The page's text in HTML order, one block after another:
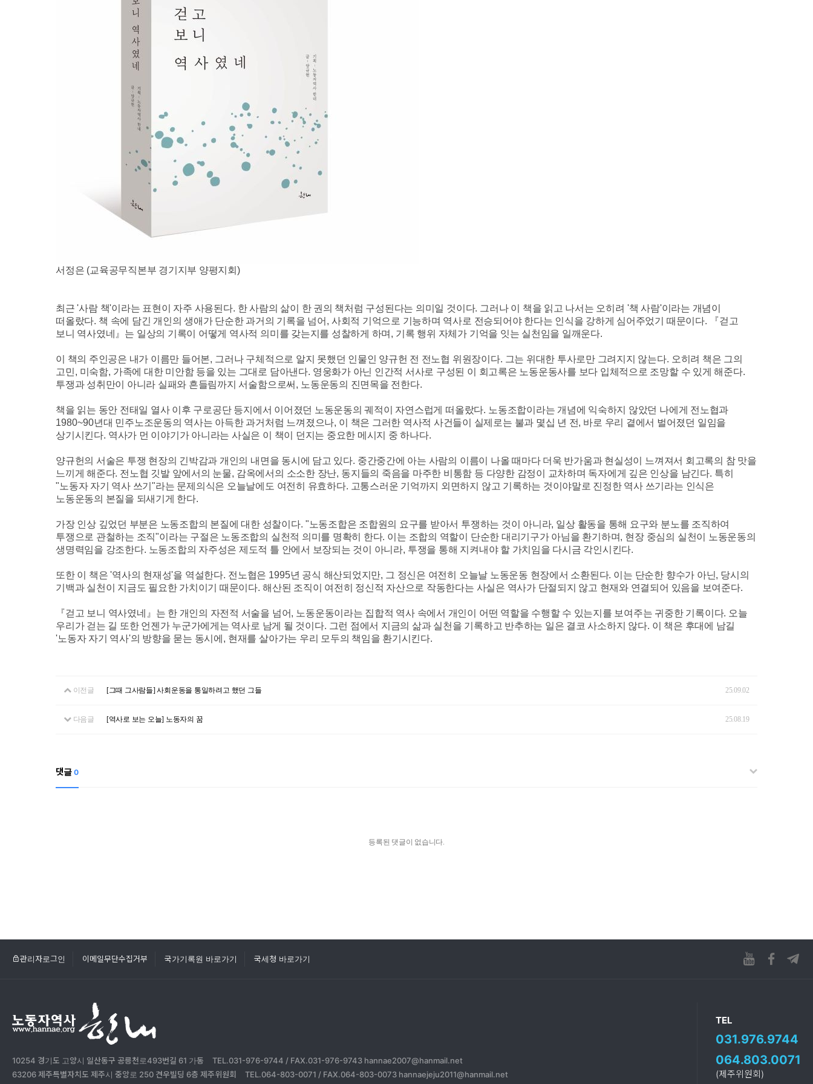
서정은 (교육공무직본부 경기지부 양평지회 )
최근'사람 책'이라는 표현이 자주 사용된다. 한 사람의 삶이 한 권의 책처럼 구성된다는 의미일 것이다. 그러나 이 책을 읽고 나서는 오히려 '책 사람'이라는 개념이
떠올랐다. 책 속에 담긴 개인의 생애가 단순한 과거의 기록을 넘어 , 사회적 기억으로 기능하며 역사로 전승되어야 한다는 인식을 강하게 심어주었기 때문이다. 『걷고
보니 역사였네 』 는 일상의 기록이 어떻게 역사적 의미를 갖는지를 성찰하게 하며 , 기록 행위 자체가 기억을 잇는 실천임을 일깨운다.
이 책의 주인공은 내가 이름만 들어본, 그러나 구체적으로 알지 못했던 인물인 양규헌 전 전노협 위원장이다. 그는 위대한 투사로만 그려지지 않는다. 오히려 책은 그의
고민 , 미숙함, 가족에 대한 미안함 등을 있는 그대로 담아낸다. 영웅화가 아닌 인간적 서사로 구성된 이 회고록은 노동운동사를 보다 입체적으로 조망할 수 있게 해준다.
투쟁과 성취만이 아니라 실패와 흔들림까지 서술함으로써 , 노동운동의 진면목을 전한다.
책을 읽는 동안 전태일 열사 이후 구로공단 등지에서 이어졌던 노동운동의 궤적이 자연스럽게 떠올랐다. 노동조합이라는 개념에 익숙하지 않았던 나에게 전노협과
1980~90년대 민주노조운동의 역사는 아득한 과거처럼 느껴졌으나, 이 책은 그러한 역사적 사건들이 실제로는 불과 몇십 년 전, 바로 우리 곁에서 벌어졌던 일임을
상기시킨다. 역사가 먼 이야기가 아니라는 사실은 이 책이 던지는 중요한 메시지 중 하나다.
양규헌의 서술은 투쟁 현장의 긴박감과 개인의 내면을 동시에 담고 있다. 중간중간에 아는 사람의 이름이 나올 때마다 더욱 반가움과 현실성이 느껴져서 회고록의 참 맛을
느끼게 해준다. 전노협 깃발 앞에서의 눈물, 감옥에서의 소소한 장난, 동지들의 죽음을 마주한 비통함 등 다양한 감정이 교차하며 독자에게 깊은 인상을 남긴다. 특히
" 노동자 자기 역사 쓰기"라는 문제의식은 오늘날에도 여전히 유효하다. 고통스러운 기억까지 외면하지 않고 기록하는 것이야말로 진정한 역사 쓰기라는 인식은
노동운동의 본질을 되새기게 한다.
가장 인상 깊었던 부분은 노동조합의 본질에 대한 성찰이다. " 노동조합은 조합원의 요구를 받아서 투쟁하는 것이 아니라, 일상 활동을 통해 요구와 분노를 조직하여
투쟁으로 관철하는 조직"이라는 구절은 노동조합의 실천적 의미를 명확히 한다. 이는 조합의 역할이 단순한 대리기구가 아님을 환기하며, 현장 중심의 실천이 노동운동의
생명력임을 강조한다. 노동조합의 자주성은 제도적 틀 안에서 보장되는 것이 아니라, 투쟁을 통해 지켜내야 할 가치임을 다시금 각인시킨다.
또한 이 책은'역사의 현재성'을 역설한다. 전노협은 1995년 공식 해산되었지만, 그 정신은 여전히 오늘날 노동운동 현장에서 소환된다. 이는 단순한 향수가 아닌, 당시의
기백과 실천이 지금도 필요한 가치이기 때문이다. 해산된 조직이 여전히 정신적 자산으로 작동한다는 사실은 역사가 단절되지 않고 현재와 연결되어 있음을 보여준다.
『걷고 보니 역사였네 』 는 한 개인의 자전적 서술을 넘어, 노동운동이라는 집합적 역사 속에서 개인이 어떤 역할을 수행할 수 있는지를 보여주는 귀중한 기록이다. 오늘
우리가 걷는 길 또한 언젠가 누군가에게는 역사로 남게 될 것이다. 그런 점에서 지금의 삶과 실천을 기록하고 반추하는 일은 결코 사소하지 않다. 이 책은 후대에 남길
'노동자 자기 역사'의 방향을 묻는 동시에 , 현재를 살아가는 우리 모두의 책임을 환기시킨다.
이전글 [그때 그사람들] 사회운동을 통일하려고 했던 그들 25.09.02
다음글 [역사로 보는 오늘] 노동자의 꿈 25.08.19
댓글 0
등록된 댓글이 없습니다.
관리자로그인 이메일무단수집거부 국가기록원 바로가기 국세청 바로가기
10254 경기도 고양시 일산동구 공릉천로493번길 61 가동
TEL.031-976-9744 / FAX.031-976-9743 hannae2007@hanmail.net
63206 제주특별자치도 제주시 중앙로 250 견우빌딩 6층 제주위원회
TEL.064-803-0071 / FAX.064-803-0073 hannaejeju2011@hanmail.net
TEL
031.976.9744
064.803.0071
(제주위원회)